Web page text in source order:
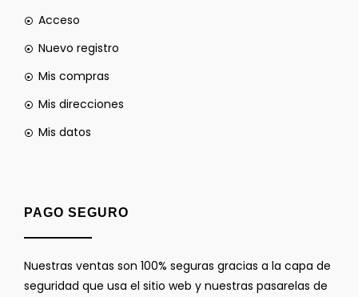
Acceso
Nuevo registro
Mis compras
Mis direcciones
Mis datos
PAGO SEGURO
Nuestras ventas son 100% seguras gracias a la capa de
seguridad que usa el sitio web y nuestras pasarelas de